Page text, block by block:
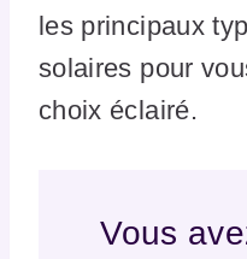
les principaux
solaires pour
choix éclairé.
Vous